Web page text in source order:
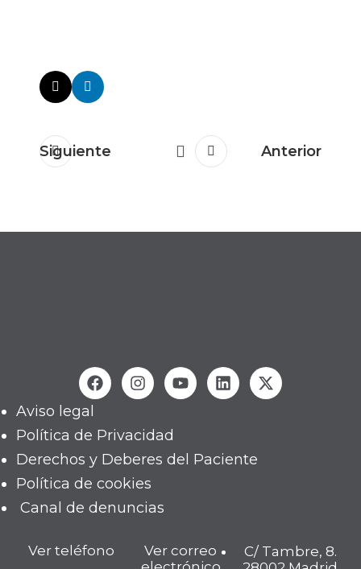
Siguiente Anterior
Aviso legal
Política de Privacidad
Derechos y Deberes del Paciente
Política de cookies
Canal de denuncias
Ver teléfono
Ver correo
C/ Tambre, 8.